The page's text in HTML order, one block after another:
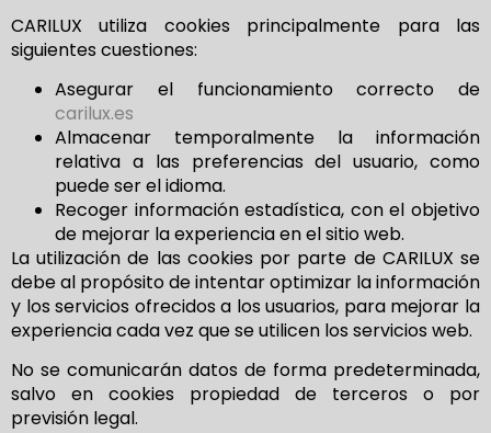
CARILUX utiliza cookies principalmente para las
siguientes cuestiones:
Asegurar el funcionamiento correcto de
carilux.es
Almacenar temporalmente la información
relativa a las preferencias del usuario, como
puede ser el idioma.
Recoger información estadística, con el objetivo
de mejorar la experiencia en el sitio web.
La utilización de las cookies por parte de CARILUX se
debe al propósito de intentar optimizar la información
y los servicios ofrecidos a los usuarios, para mejorar la
experiencia cada vez que se utilicen los servicios web.
No se comunicarán datos de forma predeterminada,
salvo en cookies propiedad de terceros o por
previsión legal.